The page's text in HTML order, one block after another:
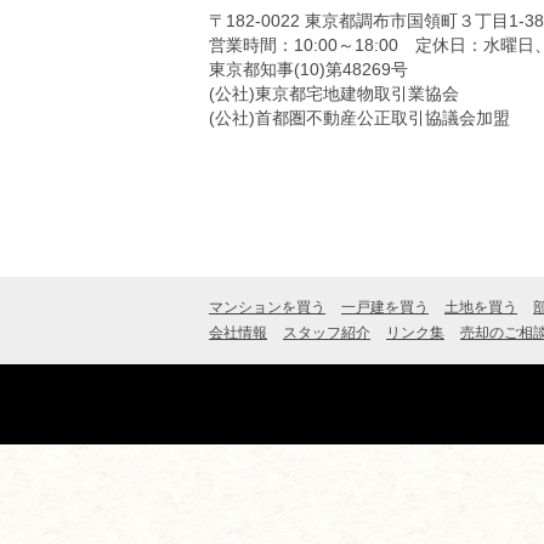
〒182-0022 東京都調布市国領町３丁目1-
営業時間：10:00～18:00 定休日：水曜日
東京都知事(10)第48269号
(公社)東京都宅地建物取引業協会
(公社)首都圏不動産公正取引協議会加盟
マンションを買う 一戸建を買う 土地を買う
会社情報
スタッフ紹介 リンク集 売却のご相